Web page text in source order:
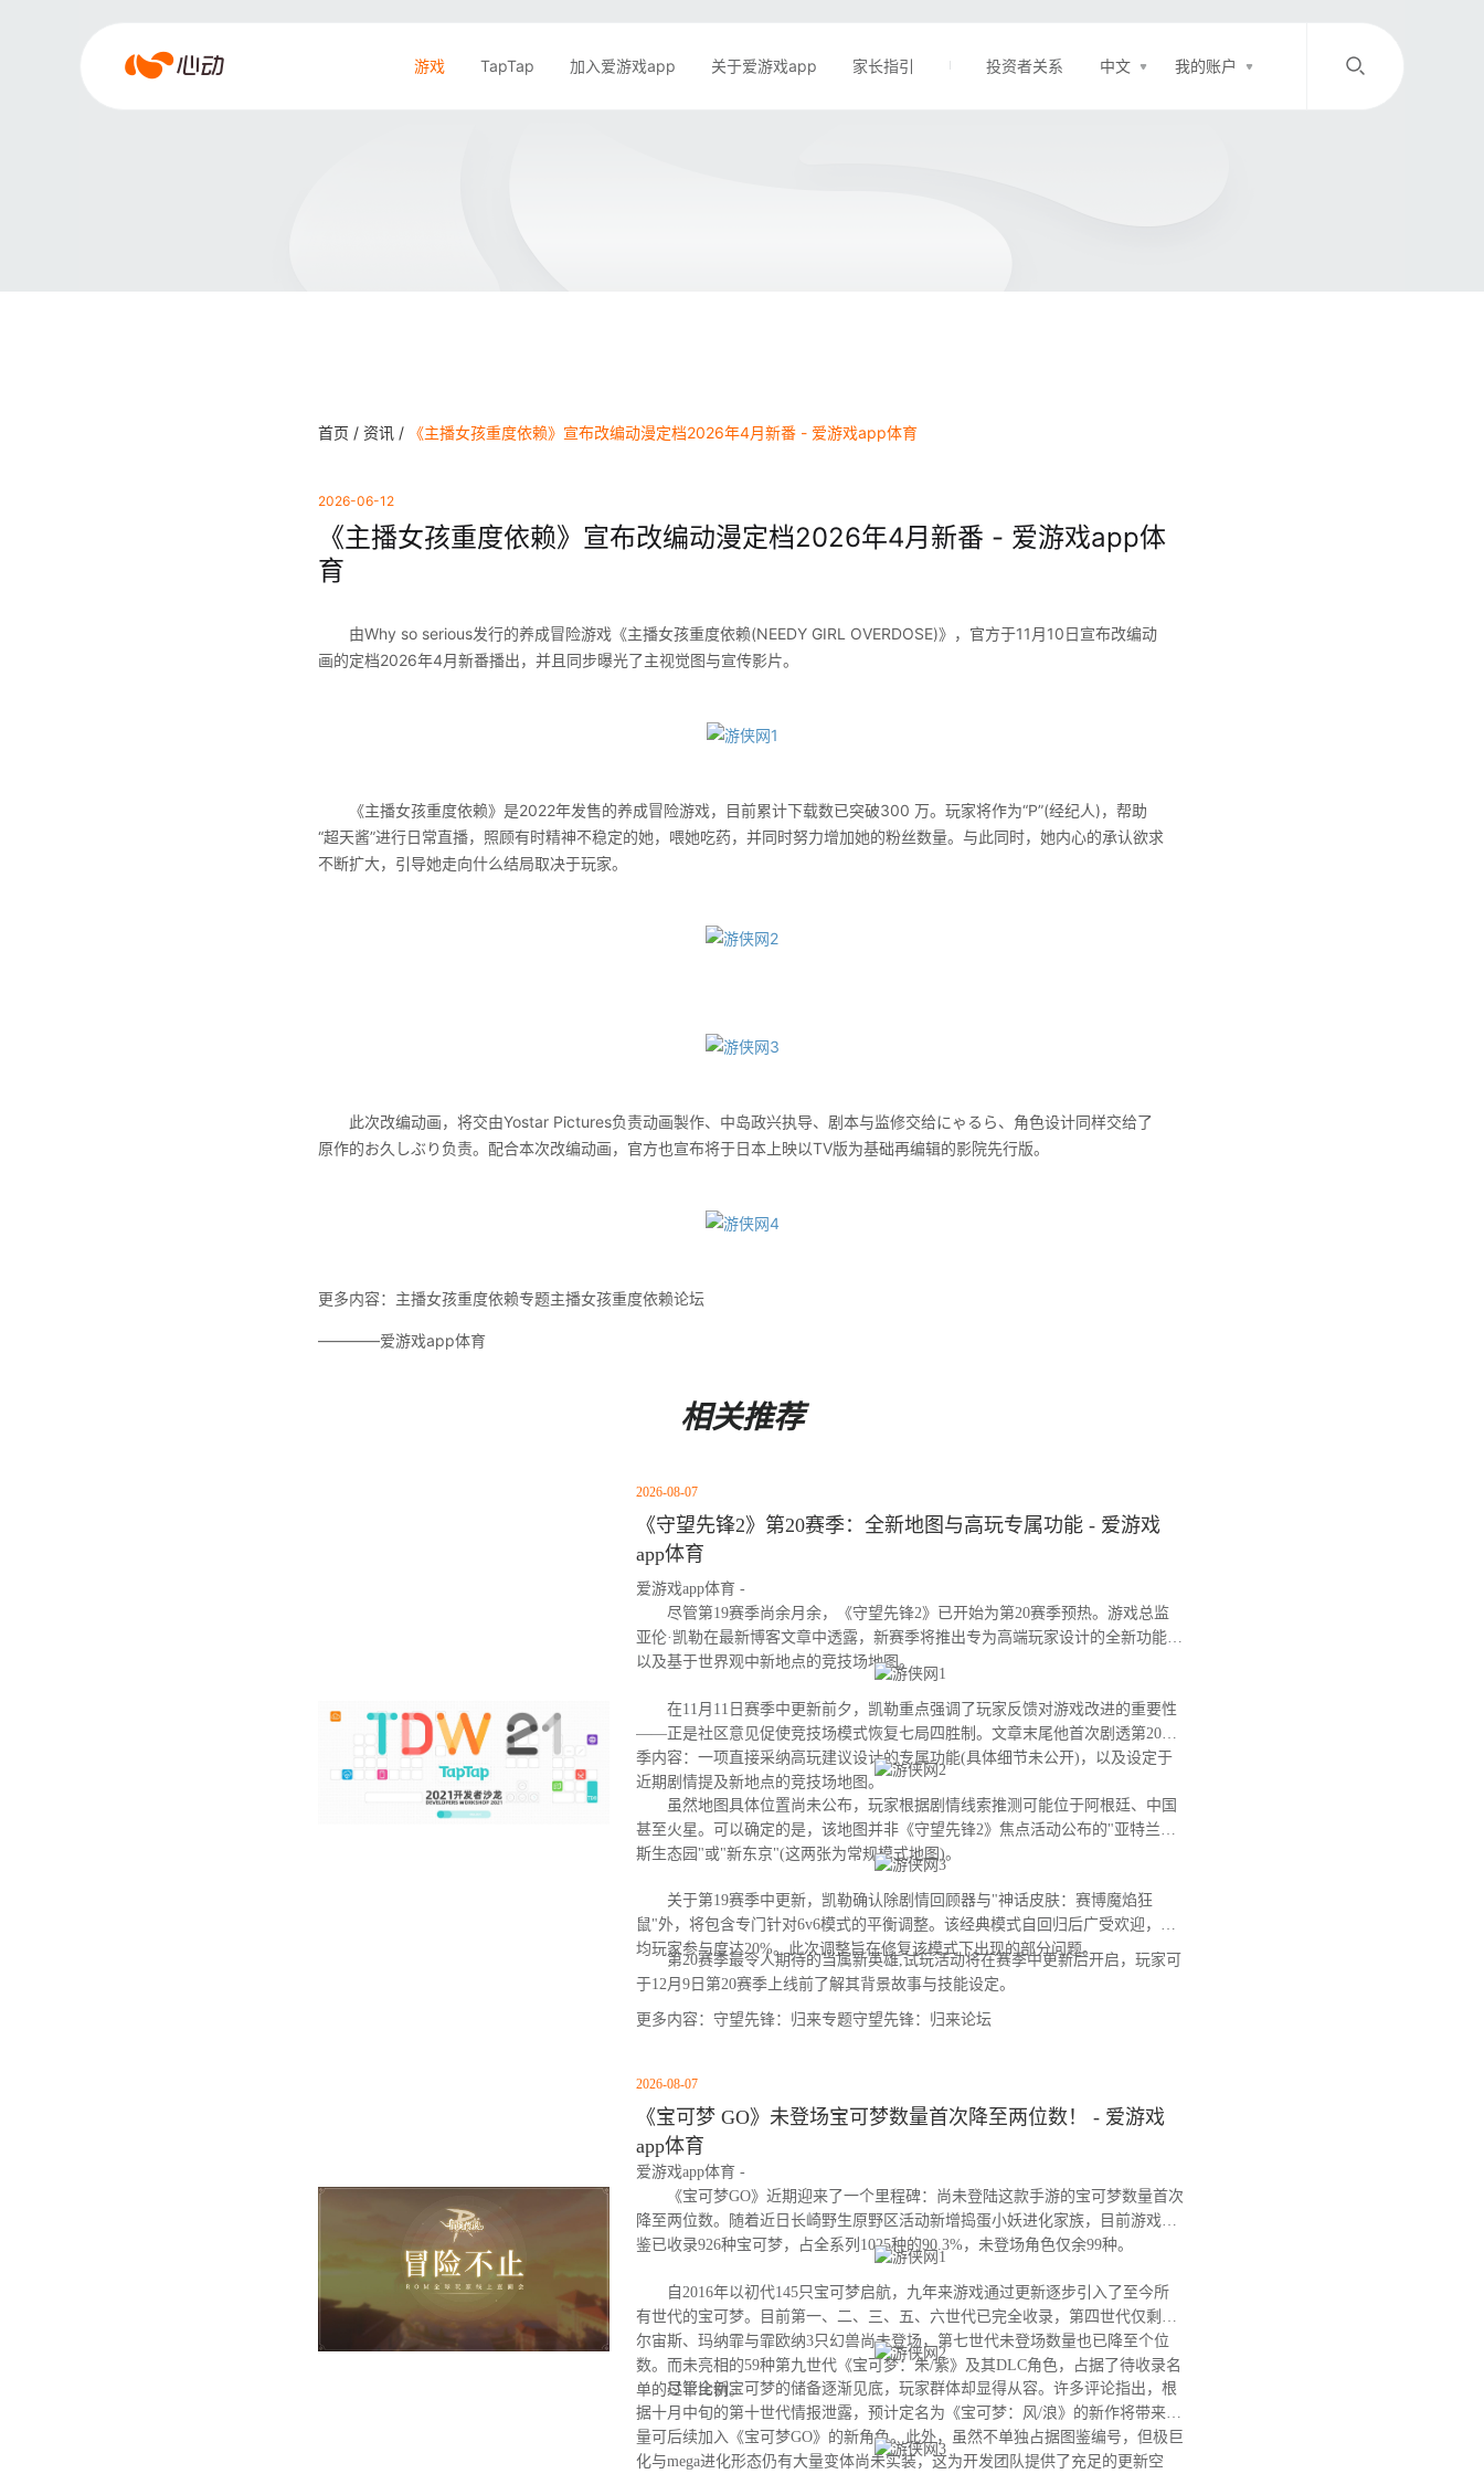
爱
游戏 TapTap 加入爱游戏app 关于爱游戏app 家长指引 投资者关系 中文 我的账户
/
首页 / 资讯 / 《主播女孩重度依赖》宣布改编动漫定档2026年4月新番 - 爱游戏app体育
2026-06-12
《主播女孩重度依赖》宣布改编动漫定档2026年4月新番 - 爱游戏app体
育
由Why so serious发行的养成冒险游戏《主播女孩重度依赖(NEEDY GIRL OVERDOSE)》，官方于11月10日宣布改编动
画的定档2026年4月新番播出，并且同步曝光了主视觉图与宣传影片。
《主播女孩重度依赖》是2022年发售的养成冒险游戏，目前累计下载数已突破300 万。玩家将作为“P”(经纪人)，帮助
“超天酱”进行日常直播，照顾有时精神不稳定的她，喂她吃药，并同时努力增加她的粉丝数量。与此同时，她内心的承认欲求
不断扩大，引导她走向什么结局取决于玩家。
此次改编动画，将交由Yostar Pictures负责动画製作、中岛政兴执导、剧本与监修交给にゃるら、角色设计同样交给了
原作的お久しぶり负责。配合本次改编动画，官方也宣布将于日本上映以TV版为基础再编辑的影院先行版。
更多内容：主播女孩重度依赖专题主播女孩重度依赖论坛
————爱游戏app体育
相关推荐
2026-08-07
《守望先锋2》第20赛季：全新地图与高玩专属功能 - 爱游戏
app体育
爱游戏app体育 -
尽管第19赛季尚余月余，《守望先锋2》已开始为第20赛季预热。游戏总监
亚伦·凯勒在最新博客文章中透露，新赛季将推出专为高端玩家设计的全新功能，
以及基于世界观中新地点的竞技场地图。
在11月11日赛季中更新前夕，凯勒重点强调了玩家反馈对游戏改进的重要性
——正是社区意见促使竞技场模式恢复七局四胜制。文章末尾他首次剧透第20赛
季内容：一项直接采纳高玩建议设计的专属功能(具体细节未公开)，以及设定于
近期剧情提及新地点的竞技场地图。
虽然地图具体位置尚未公布，玩家根据剧情线索推测可能位于阿根廷、中国
甚至火星。可以确定的是，该地图并非《守望先锋2》焦点活动公布的"亚特兰蒂
斯生态园"或"新东京"(这两张为常规模式地图)。
关于第19赛季中更新，凯勒确认除剧情回顾器与"神话皮肤：赛博魔焰狂
鼠"外，将包含专门针对6v6模式的平衡调整。该经典模式自回归后广受欢迎，日
均玩家参与度达20%。此次调整旨在修复该模式下出现的部分问题。
第20赛季最令人期待的当属新英雄,试玩活动将在赛季中更新后开启，玩家可
于12月9日第20赛季上线前了解其背景故事与技能设定。
更多内容：守望先锋：归来专题守望先锋：归来论坛
2026-08-07
《宝可梦 GO》未登场宝可梦数量首次降至两位数！ - 爱游戏
app体育
爱游戏app体育 -
《宝可梦GO》近期迎来了一个里程碑：尚未登陆这款手游的宝可梦数量首次
降至两位数。随着近日长崎野生原野区活动新增捣蛋小妖进化家族，目前游戏图
鉴已收录926种宝可梦，占全系列1025种的90.3%，未登场角色仅余99种。
自2016年以初代145只宝可梦启航，九年来游戏通过更新逐步引入了至今所
有世代的宝可梦。目前第一、二、三、五、六世代已完全收录，第四世代仅剩阿
尔宙斯、玛纳霏与霏欧纳3只幻兽尚未登场，第七世代未登场数量也已降至个位
数。而未亮相的59种第九世代《宝可梦：朱/紫》及其DLC角色，占据了待收录名
单的过半比例。
尽管全新宝可梦的储备逐渐见底，玩家群体却显得从容。许多评论指出，根
据十月中旬的第十世代情报泄露，预计定名为《宝可梦：风/浪》的新作将带来大
量可后续加入《宝可梦GO》的新角色。此外，虽然不单独占据图鉴编号，但极巨
化与mega进化形态仍有大量变体尚未实装，这为开发团队提供了充足的更新空